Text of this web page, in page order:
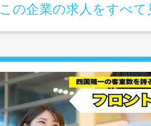
この企業の求人をすべて